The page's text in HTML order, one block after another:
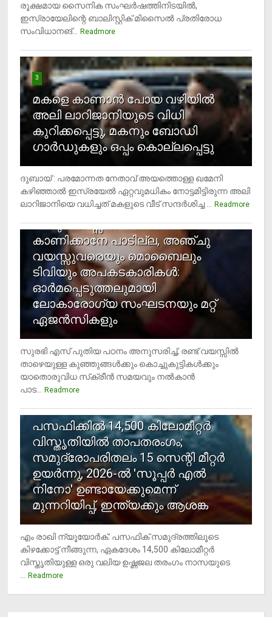
രൂക്ഷമായ സൈനിക സംഘര്‍ഷത്തിനിടയില്‍,
ഇസ്രായേലിന്റെ ബാലിസ്റ്റിക് മിസൈല്‍ പ്രതിരോധ
സംവിധാനങ്... Readmore
3
മകളെ കാണാന്‍ പോയ വഴിയില്‍
അലി ലാറിജാനിയുടെ വിധി
കുറിക്കപ്പെട്ടു, മകനും ബോഡി
ഗാര്‍ഡുകളും ഒപ്പം കൊല്ലപ്പെട്ടു
ദുബായ് : പരമോന്നത നേതാവ് അയത്തൊള്ള ഖമേനി
കഴിഞ്ഞാല്‍ ഇസ്രയേല്‍ ഏറ്റവുമധികം നോട്ടമിട്ടിരുന്ന അലി
ലാറിജാനിയെ വധിച്ചത് മകളുടെ വീട് സന്ദര്‍ശിച്ച ... Readmore
4
രണ്ടു വയസ്സില്‍ താഴെ സ്‌ക്രീന്‍
കാണിക്കാനേ പാടില്ല, അഞ്ചു
വയസ്സുവരെയും മൊബൈലും
ടിവിയും അപകടകാരികള്‍:
ഓര്‍മപ്പെടുത്തലുമായി
ലോകാരോഗ്യ സംഘടനയും മറ്റ്
ഏജന്‍സികളും
സുരഭി എസ് പുതിയ പഠനം അനുസരിച്ച്, രണ്ട് വയസ്സില്‍
താഴെയുള്ള കുഞ്ഞുങ്ങള്‍ക്കും കൊച്ചുകുട്ടികള്‍ക്കും
യാതൊരുവിധ സ്‌ക്രീന്‍ സമയവും നല്‍കാന്‍
പാട... Readmore
പസഫിക്കില്‍ 14,500 കിലോമീറ്റര്‍
വിസ്തൃതിയില്‍ താപതരംഗം;
സമുദ്രോപരിതലം 15 സെന്റി മീറ്റര്‍
ഉയര്‍ന്നു, 2026-ല്‍ 'സൂപ്പര്‍ എല്‍
നിനോ' ഉണ്ടായേക്കുമെന്ന്
മുന്നറിയിപ്പ്, ഇന്ത്യക്കും ആശങ്ക
എം രാഖി ന്യൂയോര്‍ക്: പസഫിക് സമുദ്രത്തിലൂടെ
കിഴക്കോട്ട് നീങ്ങുന്ന, ഏകദേശം 14,500 കിലോമീറ്റര്‍
വിസ്തൃതിയുള്ള ഒരു വലിയ ഉഷ്ണജല തരംഗം നാസയുടെ
... Readmore